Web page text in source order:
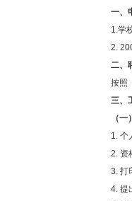
一、
1.学
2.
二、
按照
三、
（
1. 个
2. 资
3. 打
4. 提